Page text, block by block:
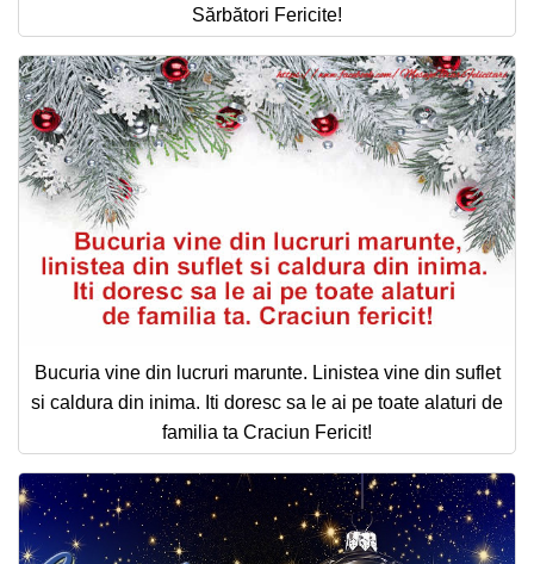
Sărbători Fericite!
Bucuria vine din lucruri marunte. Linistea vine din suflet
si caldura din inima. Iti doresc sa le ai pe toate alaturi de
familia ta Craciun Fericit!